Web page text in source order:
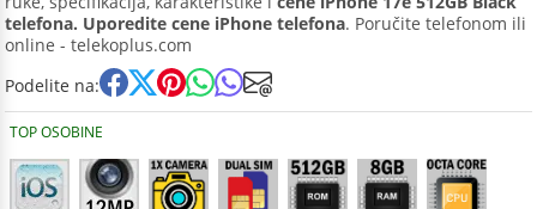
telefona. Uporedite cene iPhone telefona. Poručite telefonom ili
online - telekoplus.com
Podelite na:
TOP OSOBINE